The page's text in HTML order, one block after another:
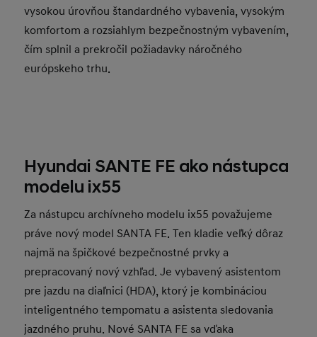
vysokou úrovňou štandardného vybavenia, vysokým
komfortom a rozsiahlym bezpečnostným vybavením,
čím splnil a prekročil požiadavky náročného
európskeho trhu.
Hyundai SANTE FE ako nástupca
modelu ix55
Za nástupcu archívneho modelu ix55 považujeme
práve nový model SANTA FE. Ten kladie veľký dôraz
najmä na špičkové bezpečnostné prvky a
prepracovaný nový vzhľad. Je vybavený asistentom
pre jazdu na diaľnici (HDA), ktorý je kombináciou
inteligentného tempomatu a asistenta sledovania
jazdného pruhu. Nové SANTA FE sa vďaka